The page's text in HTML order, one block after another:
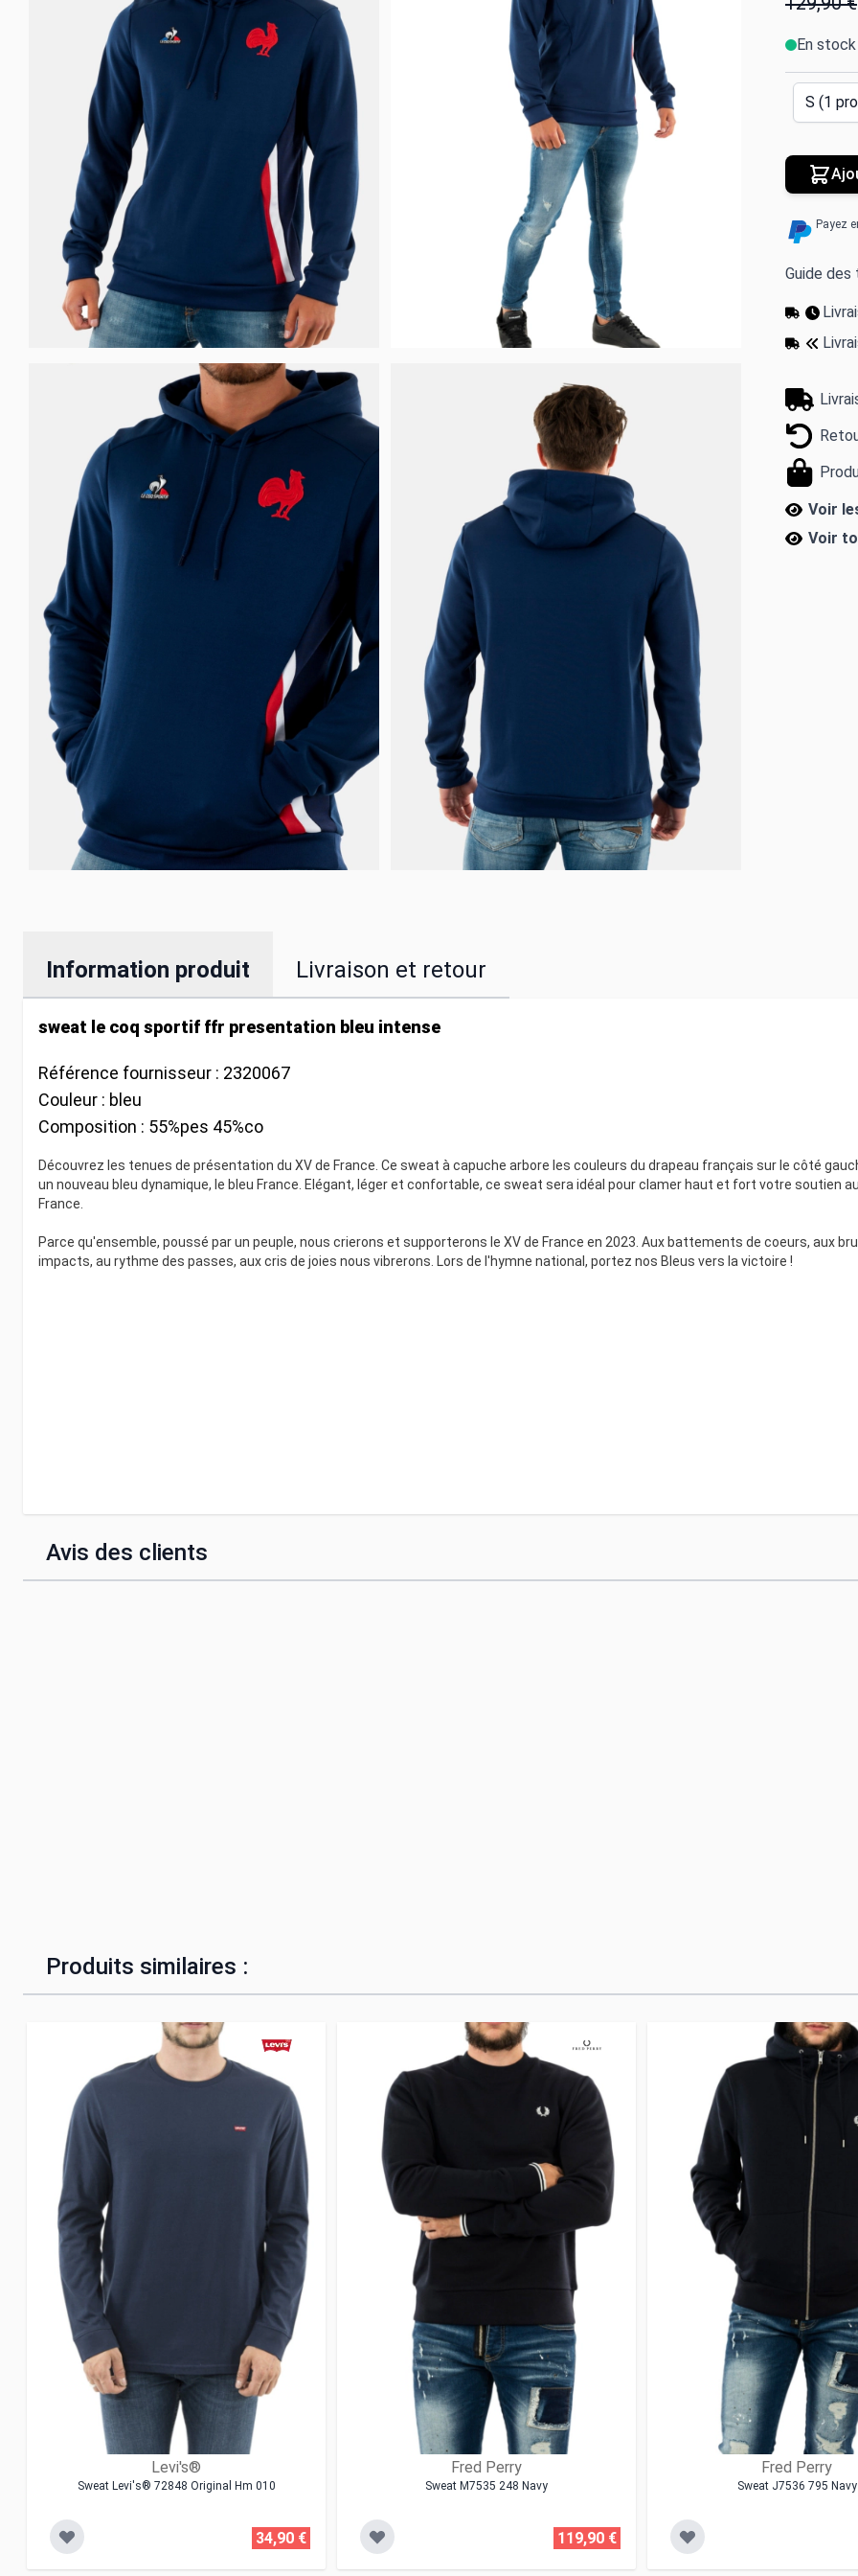
En stock
Payez
Guide des
Voir
Voir
Information produit Livraison et retour
sweat le coq sportif ffr presentation bleu intense
Référence fournisseur : 2320067
Couleur : bleu
Composition : 55%pes 45%co
Découvrez les tenues de présentation du XV de France. Ce sweat à capuche arbore les couleurs du drapeau français sur le côté
un nouveau bleu dynamique, le bleu France. Elégant, léger et confortable, ce sweat sera idéal pour clamer haut et fort votre soutien
France.
Parce qu'ensemble, poussé par un peuple, nous crierons et supporterons le XV de France en 2023. Aux battements de coeurs, aux
impacts, au rythme des passes, aux cris de joies nous vibrerons. Lors de l'hymne national, portez nos Bleus vers la victoire !
Avis des clients
Produits similaires :
Levi's®
Sweat Levi's® 72848 Original Hm 010
34,90 €
Fred Perry
Sweat M7535 248 Navy
119,90 €
Fred Perry
Sweat J7536 795 Navy